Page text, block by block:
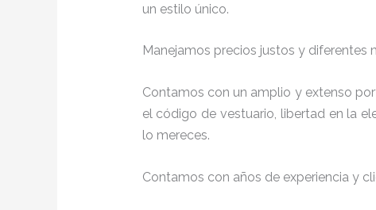
un estilo único.
Manejamos precios justos y diferentes
Contamos con un amplio y extenso
el código de vestuario, libertad en la
lo mereces.
Contamos con años de experiencia y